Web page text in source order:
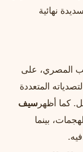
نهائية
المصري، على
المتعددة
كما أظهر سيف
بينما